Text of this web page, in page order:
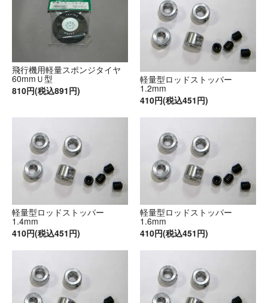
飛行機用軽量スポンジタイヤ
60mmＵ型
810円(税込891円)
軽量型ロッドストッパー
1.2mm
410円(税込451円)
軽量型ロッドストッパー
1.4mm
410円(税込451円)
軽量型ロッドストッパー
1.6mm
410円(税込451円)